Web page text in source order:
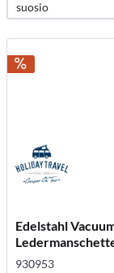
Edelstahl
930953